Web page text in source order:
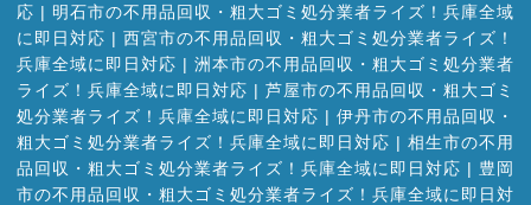
応 | 明石市の不用品回収・粗大ゴミ処分業者ライズ！兵庫全域
に即日対応 | 西宮市の不用品回収・粗大ゴミ処分業者ライズ！
兵庫全域に即日対応 | 洲本市の不用品回収・粗大ゴミ処分業者
ライズ！兵庫全域に即日対応 | 芦屋市の不用品回収・粗大ゴミ
処分業者ライズ！兵庫全域に即日対応 | 伊丹市の不用品回収・
粗大ゴミ処分業者ライズ！兵庫全域に即日対応 | 相生市の不用
品回収・粗大ゴミ処分業者ライズ！兵庫全域に即日対応 | 豊岡
市の不用品回収・粗大ゴミ処分業者ライズ！兵庫全域に即日対